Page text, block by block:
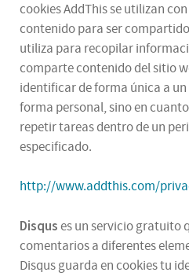
cookies AddThis se utilizan
contenido para ser
utiliza para recopilar
comparte contenido del sitio
identificar de forma única a
forma personal, sino en
repetir tareas dentro de un
especificado.
http://www.addthis.com/
Disquses un servicio gratuito
comentarios a diferentes
Disqus guarda en cookies tu